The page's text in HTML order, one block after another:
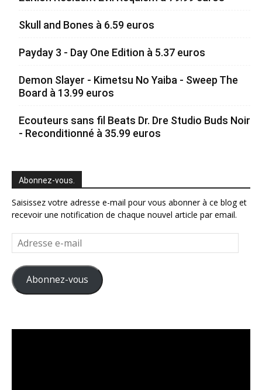
Skull and Bones à 6.59 euros
Payday 3 - Day One Edition à 5.37 euros
Demon Slayer - Kimetsu No Yaiba - Sweep The
Board à 13.99 euros
Ecouteurs sans fil Beats Dr. Dre Studio Buds Noir
- Reconditionné à 35.99 euros
Abonnez-vous.
Saisissez votre adresse e-mail pour vous abonner à ce blog et
recevoir une notification de chaque nouvel article par email.
Adresse
e-
mail
Abonnez-vous